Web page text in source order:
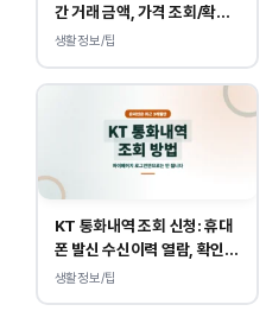
간 거래 금액, 가격 조회/확인
바로가기
생활정보/팁
KT 통화내역 조회 신청: 휴대
폰 발신 수신이력 열람, 확인
하는 방법
생활정보/팁